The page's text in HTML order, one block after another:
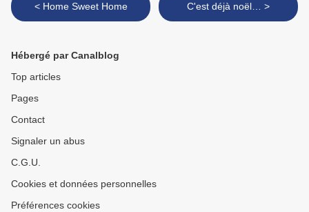
< Home Sweet Home C'est déjà noël… >
Hébergé par Canalblog
Top articles
Pages
Contact
Signaler un abus
C.G.U.
Cookies et données personnelles
Préférences cookies